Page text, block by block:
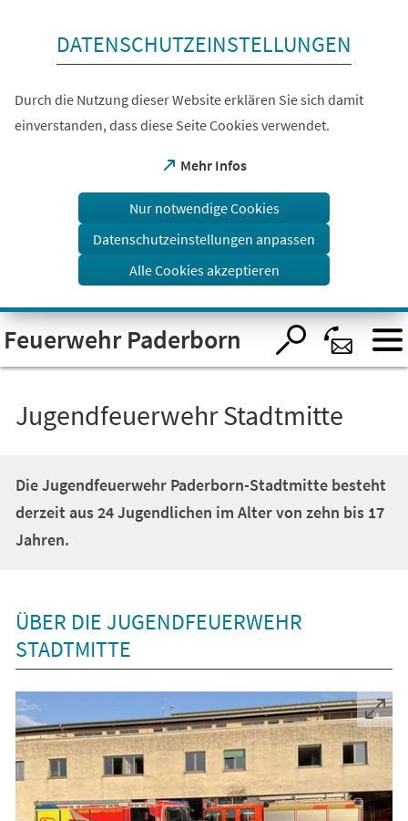
Visuelle
Assistenzsoftware
öffnen.
DATENSCHUTZEINSTELLUNGEN
Durch die Nutzung dieser Website erklären Sie sich damit
einverstanden, dass diese Seite Cookies verwendet.
Mehr Infos
(Öffnet
einem
Tab)
Nur notwendige Cookies
Datenschutzeinstellungen anpassen
Alle Cookies akzeptieren
Feuerwehr Paderborn
Jugendfeuerwehr Stadtmitte
Die Jugendfeuerwehr Paderborn-Stadtmitte besteht
derzeit aus 24 Jugendlichen im Alter von zehn bis 17
Jahren.
ÜBER DIE JUGENDFEUERWEHR
STADTMITTE